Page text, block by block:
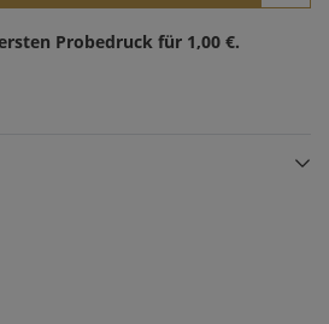
Probedruck für 1,00 €.